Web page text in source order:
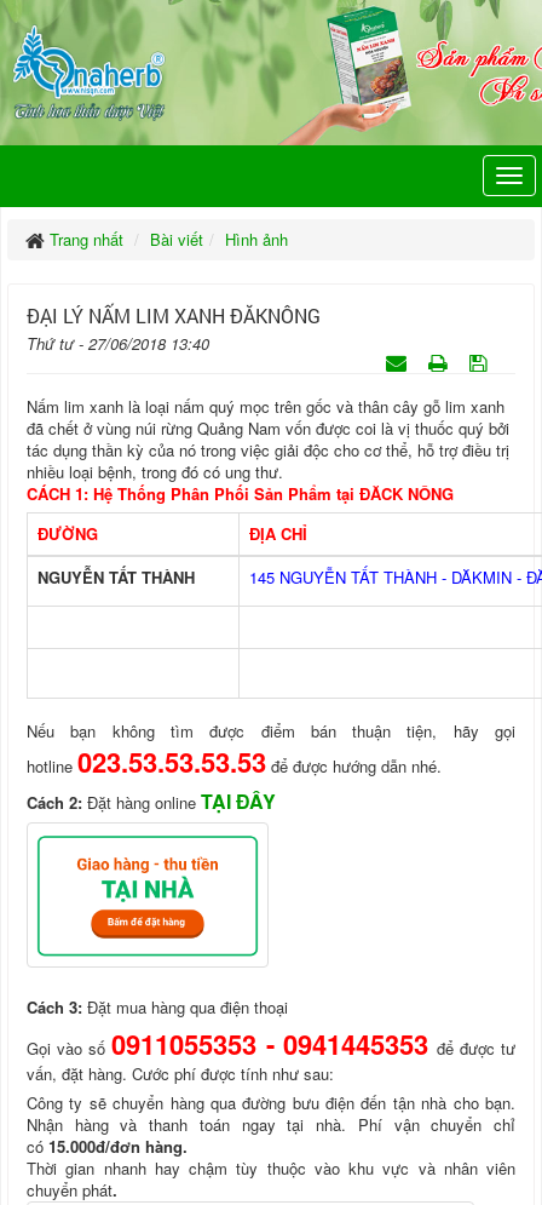
Trang nhất Bài viết Hình ảnh
ĐẠI LÝ NẤM LIM XANH ĐĂKNÔNG
Thứ tư - 27/06/2018 13:40
Nấm lim xanh là loại nấm quý mọc trên gốc và thân cây gỗ lim xanh
đã chết ở vùng núi rừng Quảng Nam vốn được coi là vị thuốc quý bởi
tác dụng thần kỳ của nó trong việc giải độc cho cơ thể, hỗ trợ điều trị
nhiều loại bệnh, trong đó có ung thư.
CÁCH 1: Hệ Thống Phân Phối Sản Phẩm tại ĐĂCK NÔNG
ĐƯỜNG
ĐỊA CHỈ
NGUYỄN TẤT THÀNH
145 NGUYỄN TẤT THÀNH - DĂKMIN -
Nếu bạn không tìm được điểm bán thuận tiện, hãy gọi
hotline 023.53.53.53.53 để được hướng dẫn nhé.
Cách 2: Đặt hàng online TẠI ĐÂY
Cách 3: Đặt mua hàng qua điện thoại
Gọi vào số0911055353 - 0941445353 để được tư
vấn, đặt hàng. Cước phí được tính như sau:
Công ty sẽ chuyển hàng qua đường bưu điện đến tận nhà cho bạn.
Nhận hàng và thanh toán ngay tại nhà. Phí vận chuyển chỉ
có 15.000đ/đơn hàng.
Thời gian nhanh hay chậm tùy thuộc vào khu vực và nhân viên
chuyển phát.